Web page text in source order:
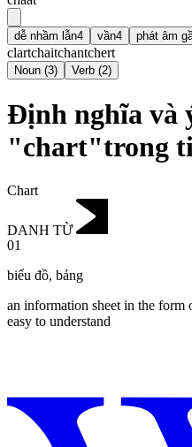
dễ nhầm lẫn4 vần4 phát âm
clartchaitchantchert
Noun (3) Verb (2)
Định nghĩa và
"chart"trong
Chart
DANH TỪ
01
biểu đồ, bảng
an information sheet in the form
easy to understand